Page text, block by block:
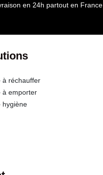
en 24h partout en France
à réchauffer
à emporter
hygiène